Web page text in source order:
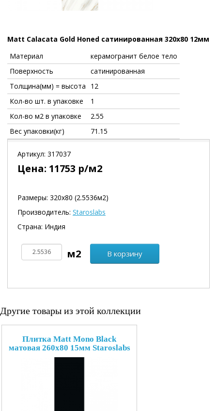
Matt Calacata Gold Honed сатинированная 320x80 12мм
Материал
керамогранит белое тело
Поверхность
сатинированная
Толщина(мм) = высота
12
Кол-во шт. в упаковке
1
Кол-во м2 в упаковке
2.55
Вес упаковки(кг)
71.15
Артикул: 317037
Цена: 11753 р/м2
Размеры: 320х80 (2.5536м2)
Производитель: Staroslabs
Страна: Индия
В корзину
Другие товары из этой коллекции
Плитка Matt Mono Black
матовая 260x80 15мм Staroslabs